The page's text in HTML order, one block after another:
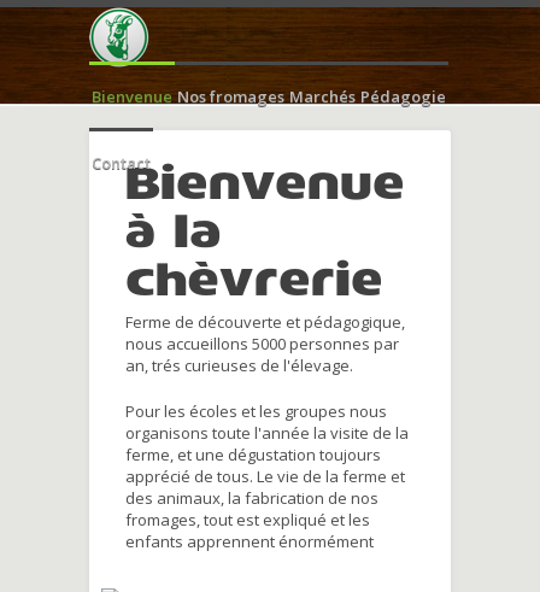
Bienvenue Nos fromages Marchés Pédagogie
ContactBienvenue
à la
chèvrerie
Ferme de découverte et pédagogique,
nous accueillons 5000 personnes par
an, trés curieuses de l'élevage.
Pour les écoles et les groupes nous
organisons toute l'année la visite de la
ferme, et une dégustation toujours
apprécié de tous. Le vie de la ferme et
des animaux, la fabrication de nos
fromages, tout est expliqué et les
enfants apprennent énormément